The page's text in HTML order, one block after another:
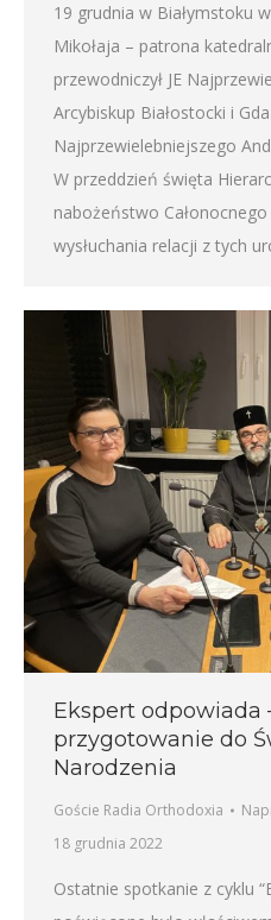
19 grudnia w Białymstoku
Mikołaja – patrona
przewodniczył JE
Arcybiskup Białostocki i
Najprzewielebniejszego
W przeddzień święta
nabożeństwo
wysłuchania relacji z tych
Ekspert odpowiada
przygotowanie do
Narodzenia
Goście Radia Orthodoxia
18 grudnia 2022
Ostatnie spotkanie z cyklu